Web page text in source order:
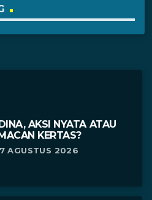
AKSI NYATA ATAU
KERTAS?
AGUSTUS 2026